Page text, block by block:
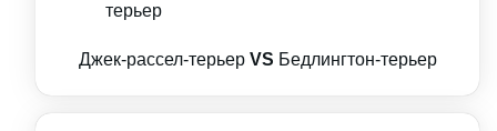
Джек-рассел-терьер VS Бедлингтон-терьер